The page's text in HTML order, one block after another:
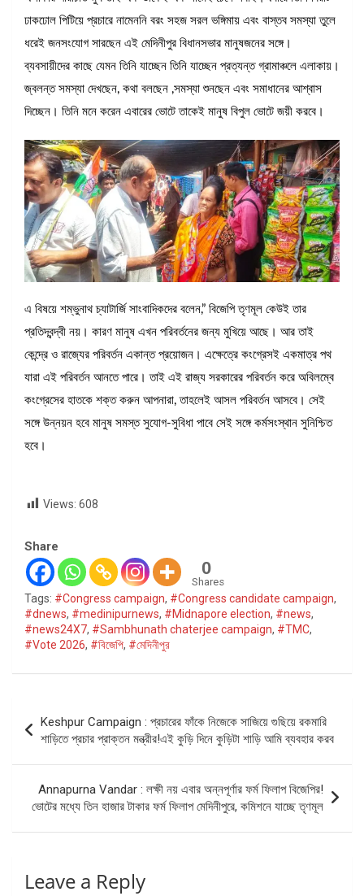
ঢাকঢোল পিটিয়ে প্রচারে নামেননি বরং সহজ সরল ভঙ্গিমায় এবং বাস্তব সমস্যা তুলে
ধরেই জনসংযোগ সারছেন এই মেদিনীপুর বিধানসভার মানুষজনের সঙ্গে।
ব্যবসায়ীদের কাছে যেমন তিনি যাচ্ছেন তিনি যাচ্ছেন প্রত্যন্ত গ্রামাঞ্চলে এলাকায়।
জ্বলন্ত সমস্যা দেখছেন, কথা বলছেন ,সমস্যা শুনছেন এবং সমাধানের আশ্বাস
দিচ্ছেন। তিনি মনে করেন এবারের ভোটে তাকেই মানুষ বিপুল ভোটে জয়ী করবে।
এ বিষয়ে শম্ভুনাথ চ্যাটার্জি সাংবাদিকদের বলেন,” বিজেপি তৃণমূল কেউই তার
প্রতিদ্বন্দ্বী নয়। কারণ মানুষ এখন পরিবর্তনের জন্য মুখিয়ে আছে। আর তাই
কেন্দ্রে ও রাজ্যের পরিবর্তন একান্ত প্রয়োজন। এক্ষেত্রে কংগ্রেসই একমাত্র পথ
যারা এই পরিবর্তন আনতে পারে। তাই এই রাজ্য সরকারের পরিবর্তন করে অবিলম্বে
কংগ্রেসের হাতকে শক্ত করুন আপনারা, তাহলেই আসল পরিবর্তন আসবে। সেই
সঙ্গে উন্নয়ন হবে মানুষ সমস্ত সুযোগ-সুবিধা পাবে সেই সঙ্গে কর্মসংস্থান সুনিশ্চিত
হবে।
Views: 608
Share
0
Shares
Tags: #Congress campaign, #Congress candidate campaign,
#dnews, #medinipurnews, #Midnapore election, #news,
#news24X7, #Sambhunath chaterjee campaign, #TMC,
#Vote 2026, #বিজেপি, #মেদিনীপুর
Post
navigation
Keshpur Campaign : প্রচারের ফাঁকে নিজেকে সাজিয়ে গুছিয়ে রকমারি
শাড়িতে প্রচার প্রাক্তন মন্ত্রীর!এই কুড়ি দিনে কুড়িটা শাড়ি আমি ব্যবহার করব
Annapurna Vandar : লক্ষী নয় এবার অন্নপূর্ণার ফর্ম ফিলাপ বিজেপির!
ভোটের মধ্যে তিন হাজার টাকার ফর্ম ফিলাপ মেদিনীপুরে, কমিশনে যাচ্ছে তৃণমূল
Leave a Reply